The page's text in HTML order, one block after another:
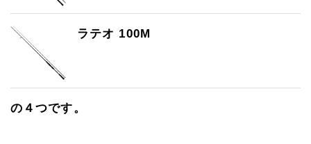
ラテオ 100M
の４つです。